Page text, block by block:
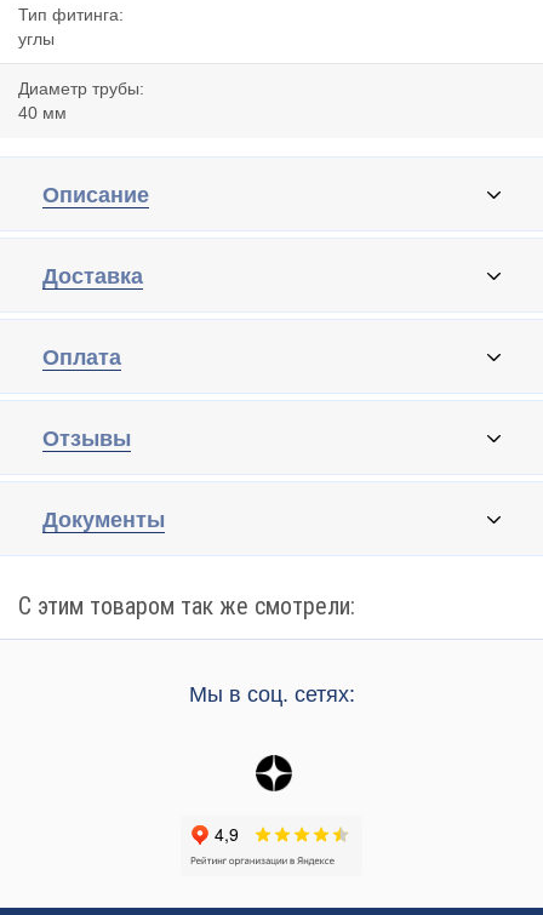
Тип фитинга:
углы
Диаметр трубы:
40 мм
Описание
Доставка
Оплата
Отзывы
Документы
С этим товаром так же смотрели:
Мы в соц. сетях: